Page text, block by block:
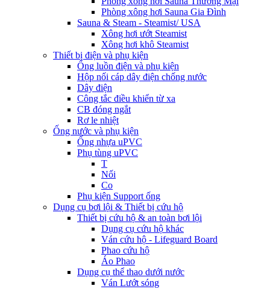
Phòng xông hơi Sauna Gia Đình
Sauna & Steam - Steamist/ USA
Xông hơi ướt Steamist
Xông hơi khô Steamist
Thiết bị điện và phụ kiện
Ống luồn điện và phụ kiện
Hộp nối cáp dây điện chống nước
Dây điện
Công tắc điều khiển từ xa
CB đóng ngắt
Rơ le nhiệt
Ống nước và phụ kiện
Ống nhựa uPVC
Phụ tùng uPVC
T
Nối
Co
Phụ kiện Support ống
Dụng cụ bơi lội & Thiết bị cứu hộ
Thiết bị cứu hộ & an toàn bơi lội
Dụng cụ cứu hộ khác
Ván cứu hộ - Lifeguard Board
Phao cứu hộ
Áo Phao
Dụng cụ thể thao dưới nước
Ván Lướt sóng